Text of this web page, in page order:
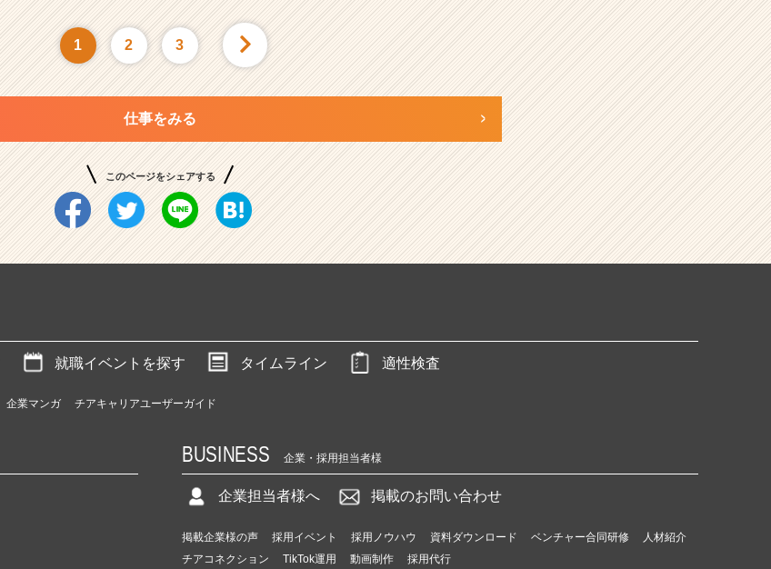
1 2 3
仕事をみる
このページをシェアする
就職イベントを探す タイムライン 適性検査
企業マンガ チアキャリアユーザーガイド
BUSINESS 企業・採用担当者様
企業担当者様へ 掲載のお問い合わせ
掲載企業様の声 採用イベント 採用ノウハウ 資料ダウンロード ベンチャー合同研修
人材紹介
チアコネクション
TikTok運用 動画制作 採用代行